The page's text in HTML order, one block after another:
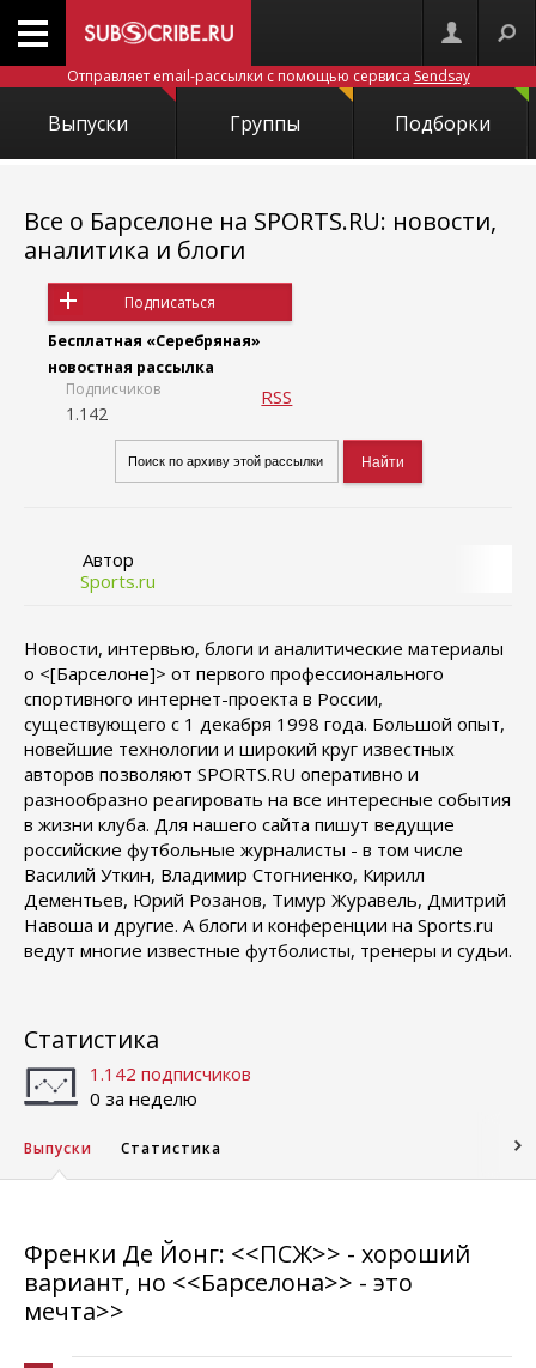
Отправляет email-рассылки с помощью сервиса Sendsay
Выпуски Группы Подборки
Все о Барселоне на SPORTS.RU: новости,
аналитика и блоги
Подписаться
Бесплатная «Серебряная»
новостная рассылка
Подписчиков
1.142
RSS
Автор
Sports.ru
Новости, интервью, блоги и аналитические материалы
о <[Барселоне]> от первого профессионального
спортивного интернет-проекта в России,
существующего с 1 декабря 1998 года. Большой опыт,
новейшие технологии и широкий круг известных
авторов позволяют SPORTS.RU оперативно и
разнообразно реагировать на все интересные события
в жизни клуба. Для нашего сайта пишут ведущие
российские футбольные журналисты - в том числе
Василий Уткин, Владимир Стогниенко, Кирилл
Дементьев, Юрий Розанов, Тимур Журавель, Дмитрий
Навоша и другие. А блоги и конференции на Sports.ru
ведут многие известные футболисты, тренеры и судьи.
Статистика
1.142 подписчиков
0 за неделю
Выпуски Статистика
Френки Де Йонг: <<ПСЖ>> - хороший
вариант, но <<Барселона>> - это
мечта>>